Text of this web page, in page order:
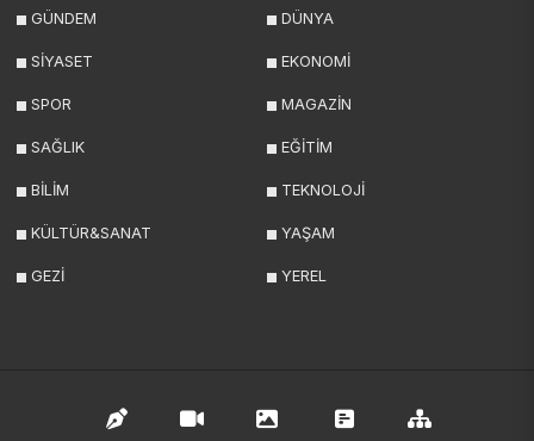
GÜNDEM DÜNYA
SİYASET EKONOMİ
SPOR MAGAZİN
SAĞLIK EĞİTİM
BİLİM TEKNOLOJİ
KÜLTÜR&SANAT YAŞAM
GEZİ YEREL